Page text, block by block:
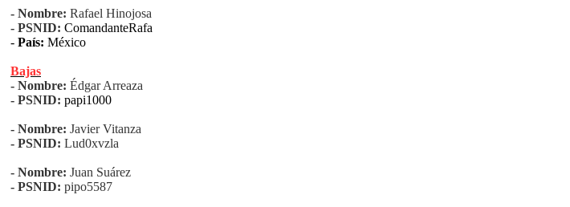
- Nombre: Rafael Hinojosa
- PSNID: ComandanteRafa
- País: México
Bajas
- Nombre: Édgar Arreaza
- PSNID: papi1000
- Nombre: Javier Vitanza
- PSNID: Lud0xvzla
- Nombre: Juan Suárez
- PSNID: pipo5587